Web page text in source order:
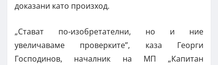
доказани като произход.
„Стават по-изобретателни, но и ние
увеличаваме проверките”, каза Георги
Господинов, началник на МП „Капитан